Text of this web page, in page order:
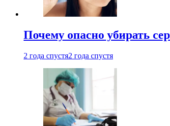
Почему опасно убирать
2 года спустя2 года спустя